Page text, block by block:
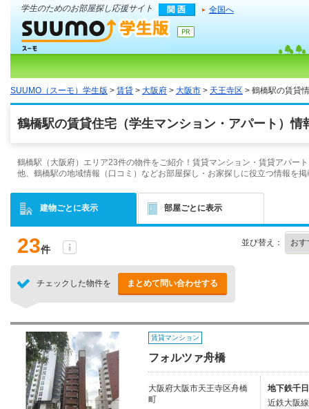
学生のためのお部屋探し応援サイト 全国へ
SUUMO（スーモ）学生版 > 賃貸 > 大阪府 > 大阪市 > 天王寺区 > 鶴橋駅の賃貸
鶴橋駅の賃貸住宅（学生マンション・アパート）情
鶴橋駅（大阪府）エリア23件の物件をご紹介！賃貸マンション・賃貸アパー
他、鶴橋駅の地域情報（口コミ）などお部屋探し・お家探しに役立つ情報を
建物ごとに表示 部屋ごとに表示
23件
並び替え：
チェックした物件を まとめて問い合わせする
賃貸マンション
フォルツァ舟橋
大阪府大阪市天王寺区舟橋
町
地下鉄千
近鉄大阪